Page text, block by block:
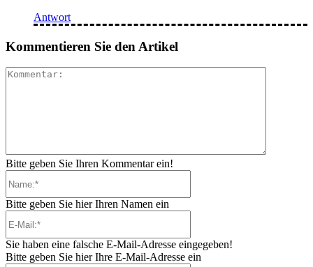
Antwort
Kommentieren Sie den Artikel
Bitte geben Sie Ihren Kommentar ein!
Bitte geben Sie hier Ihren Namen ein
Sie haben eine falsche E-Mail-Adresse eingegeben!
Bitte geben Sie hier Ihre E-Mail-Adresse ein